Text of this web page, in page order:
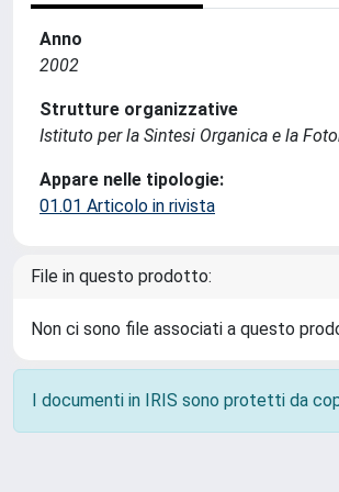
Anno
2002
Strutture organizzative
Istituto per la Sintesi Organica e la
Appare nelle tipologie:
01.01 Articolo in rivista
File in questo prodotto:
Non ci sono file associati a questo
I documenti in IRIS sono protetti da